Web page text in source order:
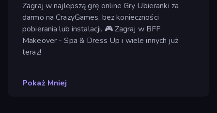
Zagraj w najlepszą grę online Gry Ubieranki za
darmo na CrazyGames, bez konieczności
pobierania lub instalacji. 🎮 Zagraj w BFF
Makeover - Spa & Dress Up i wiele innych już
teraz!
Pokaż Mniej